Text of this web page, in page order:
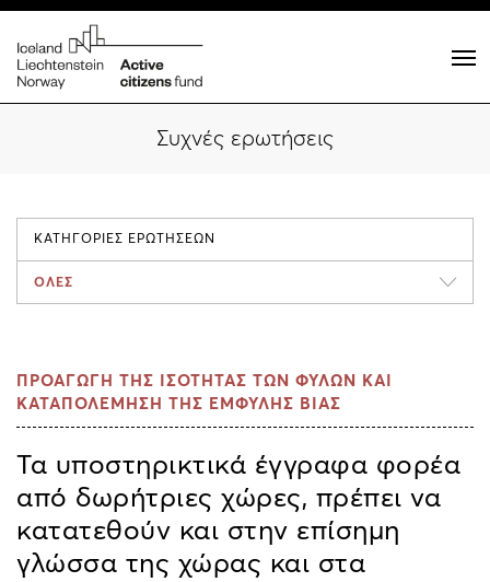
Συχνές ερωτήσεις
ΚΑΤΗΓΟΡΙΕΣ ΕΡΩΤΗΣΕΩΝ
ΟΛΕΣ
ΠΡΟΑΓΩΓΗ ΤΗΣ ΙΣΟΤΗΤΑΣ ΤΩΝ ΦΥΛΩΝ ΚΑΙ
ΚΑΤΑΠΟΛΕΜΗΣΗ ΤΗΣ ΕΜΦΥΛΗΣ ΒΙΑΣ
Τα υποστηρικτικά έγγραφα φορέα
από δωρήτριες χώρες, πρέπει να
κατατεθούν και στην επίσημη
γλώσσα της χώρας και στα